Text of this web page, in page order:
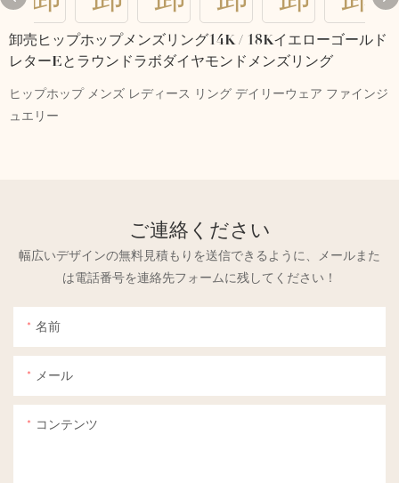
卸売ヒップホップメンズリング14K / 18Kイエローゴールド
レターEとラウンドラボダイヤモンドメンズリング
ヒップホップ メンズ レディース リング デイリーウェア ファインジ
ュエリー
ご連絡ください
幅広いデザインの無料見積もりを送信できるように、メールまた
は電話番号を連絡先フォームに残してください！
名前
メール
コンテンツ